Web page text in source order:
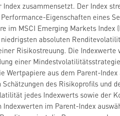
Index zusammensetzt. Der Index
Eigenschaften eines
im MSCI Emerging Markets Index
absoluten
Risikostreuung. Die Indexwerte
einer Mindestvolatilitätsstrategie
Wertpapiere aus dem Parent-
Schätzungen des Risikoprofils und
jedes Indexwerts sowie der
Indexwerten im Parent-Index